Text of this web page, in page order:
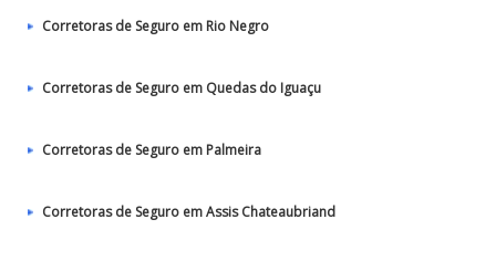
Corretoras de Seguro em Rio Negro
Corretoras de Seguro em Quedas do Iguaçu
Corretoras de Seguro em Palmeira
Corretoras de Seguro em Assis Chateaubriand